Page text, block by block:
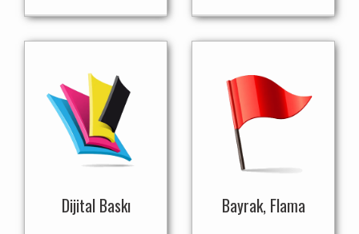
Dijital Baskı Bayrak, Flama